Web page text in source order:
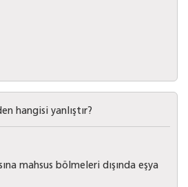
hangisi yanlıştır?
mahsus bölmeleri dışında eşya